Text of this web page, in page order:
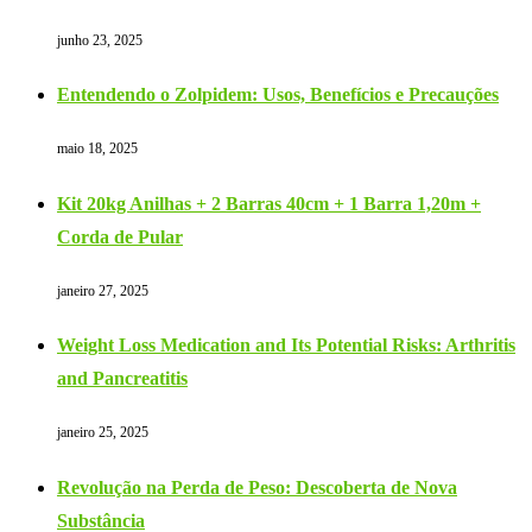
junho 23, 2025
Entendendo o Zolpidem: Usos, Benefícios e Precauções
maio 18, 2025
Kit 20kg Anilhas + 2 Barras 40cm + 1 Barra 1,20m +
Corda de Pular
janeiro 27, 2025
Weight Loss Medication and Its Potential Risks: Arthritis
and Pancreatitis
janeiro 25, 2025
Revolução na Perda de Peso: Descoberta de Nova
Substância